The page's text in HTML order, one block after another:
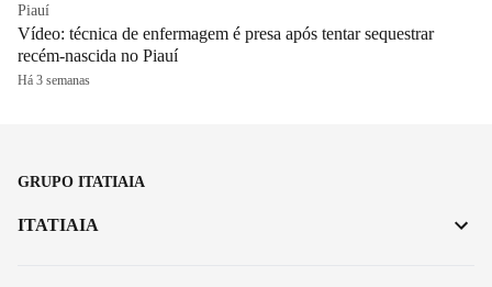
Piauí
Vídeo: técnica de enfermagem é presa após tentar sequestrar
recém-nascida no Piauí
Há 3 semanas
GRUPO ITATIAIA
ITATIAIA